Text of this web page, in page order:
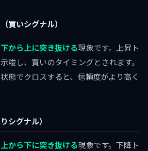
買いシグナル）
から上に突き抜ける現象です。上昇ト
唆し、買いのタイミングとされます。
態でクロスすると、信頼度がより高く
シグナル）
から下に突き抜ける現象です。下降ト